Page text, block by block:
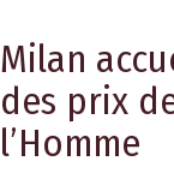
Milan
des prix
l’Homme